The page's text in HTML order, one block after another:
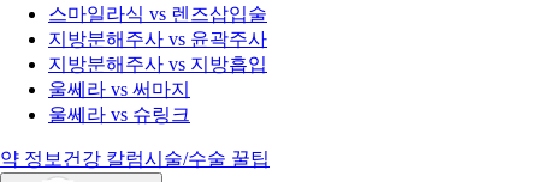
스마일라식 vs 렌즈삽입술
지방분해주사 vs 윤곽주사
지방분해주사 vs 지방흡입
울쎄라 vs 써마지
울쎄라 vs 슈링크
약 정보 건강 칼럼시술/수술 꿀팁